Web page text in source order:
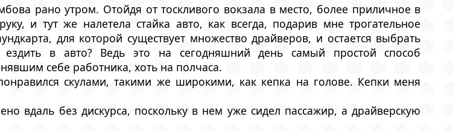
рано утром. Отойдя от тоскливого вокзала в место, более приличное в
и тут же налетела стайка авто, как всегда, подарив мне трогательное
для которой существует множество драйверов, и остается выбрать
в авто? Ведь это на сегодняшний день самый простой способ
себе работника, хоть на полчаса.
скулами, такими же широкими, как кепка на голове. Кепки меня
вдаль без дискурса, поскольку в нем уже сидел пассажир, а драйверскую